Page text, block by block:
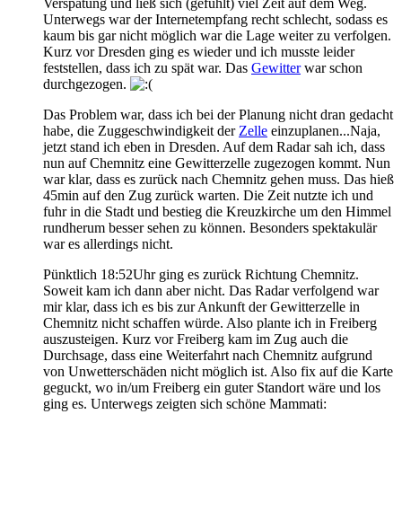
Unterwegs war der Internetempfang recht schlecht, sodass es
kaum bis gar nicht möglich war die Lage weiter zu verfolgen.
Kurz vor Dresden ging es wieder und ich musste leider
feststellen, dass ich zu spät war. Das Gewitterwar schon
durchgezogen.
Das Problem war, dass ich bei der Planung nicht dran gedacht
habe, die Zuggeschwindigkeit der Zelle einzuplanen...Naja,
jetzt stand ich eben in Dresden. Auf dem Radar sah ich, dass
nun auf Chemnitz eine Gewitterzelle zugezogen kommt. Nun
war klar, dass es zurück nach Chemnitz gehen muss. Das hieß
45min auf den Zug zurück warten. Die Zeit nutzte ich und
fuhr in die Stadt und bestieg die Kreuzkirche um den Himmel
rundherum besser sehen zu können. Besonders spektakulär
war es allerdings nicht.
Pünktlich 18:52Uhr ging es zurück Richtung Chemnitz.
Soweit kam ich dann aber nicht. Das Radar verfolgend war
mir klar, dass ich es bis zur Ankunft der Gewitterzelle in
Chemnitz nicht schaffen würde. Also plante ich in Freiberg
auszusteigen. Kurz vor Freiberg kam im Zug auch die
Durchsage, dass eine Weiterfahrt nach Chemnitz aufgrund
von Unwetterschäden nicht möglich ist. Also fix auf die Karte
geguckt, wo in/um Freiberg ein guter Standort wäre und los
ging es. Unterwegs zeigten sich schöne Mammati: